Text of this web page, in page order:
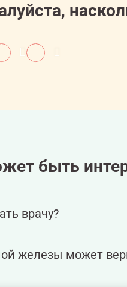
быть
врачу?
железы может